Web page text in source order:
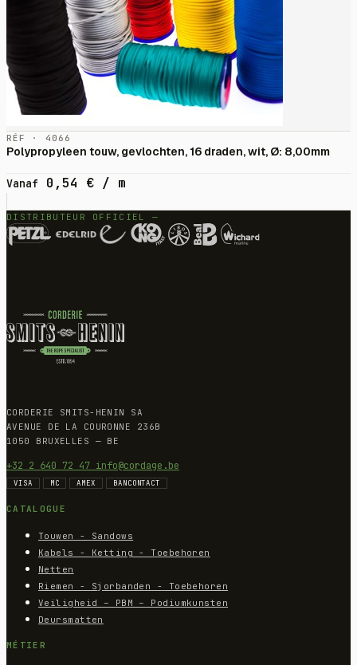
RÉF · 4066
Polypropyleen touw, gevlochten, 16 draden, wit, Ø: 8,00mm
Vanaf 0,54 € / m
DISTRIBUTEUR OFFICIEL —
CORDERIE SMITS-HENIN SA
AVENUE DE LA COURONNE 236B
1050 BRUXELLES — BE
+32 2 640 72 47 info@cordage.be
VISA MC AMEX BANCONTACT
CATALOGUE
Touwen - Sandows
Kabels - Ketting - Toebehoren
Netten
Riemen - Sjorbanden - Toebehoren
Veiligheid – PBM – Podiumkunsten
Deursmatten
MÉTIER